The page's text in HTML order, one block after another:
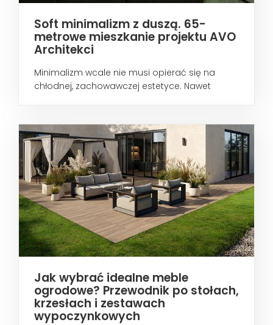
Soft minimalizm z duszą. 65-
metrowe mieszkanie projektu AVO
Architekci
Minimalizm wcale nie musi opierać się na
chłodnej, zachowawczej estetyce. Nawet
Jak wybrać idealne meble
ogrodowe? Przewodnik po stołach,
krzesłach i zestawach
wypoczynkowych